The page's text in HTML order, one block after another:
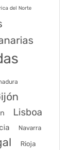
del Norte
Lisboa
Navarra
Rioja